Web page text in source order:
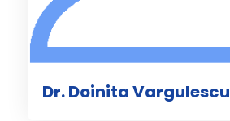
Dr. Doinita Vargulescu